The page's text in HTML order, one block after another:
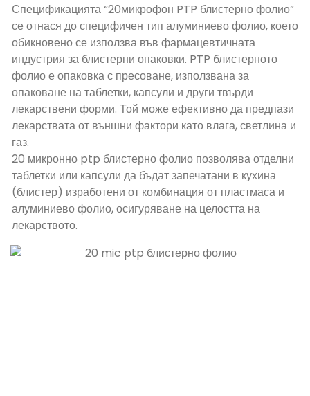
Спецификацията “20микрофон PTP блистерно фолио”
се отнася до специфичен тип алуминиево фолио, което
обикновено се използва във фармацевтичната
индустрия за блистерни опаковки. PTP блистерното
фолио е опаковка с пресоване, използвана за
опаковане на таблетки, капсули и други твърди
лекарствени форми. Той може ефективно да предпази
лекарствата от външни фактори като влага, светлина и
газ.
20 микронно ptp блистерно фолио позволява отделни
таблетки или капсули да бъдат запечатани в кухина
(блистер) изработени от комбинация от пластмаса и
алуминиево фолио, осигуряване на целостта на
лекарството.